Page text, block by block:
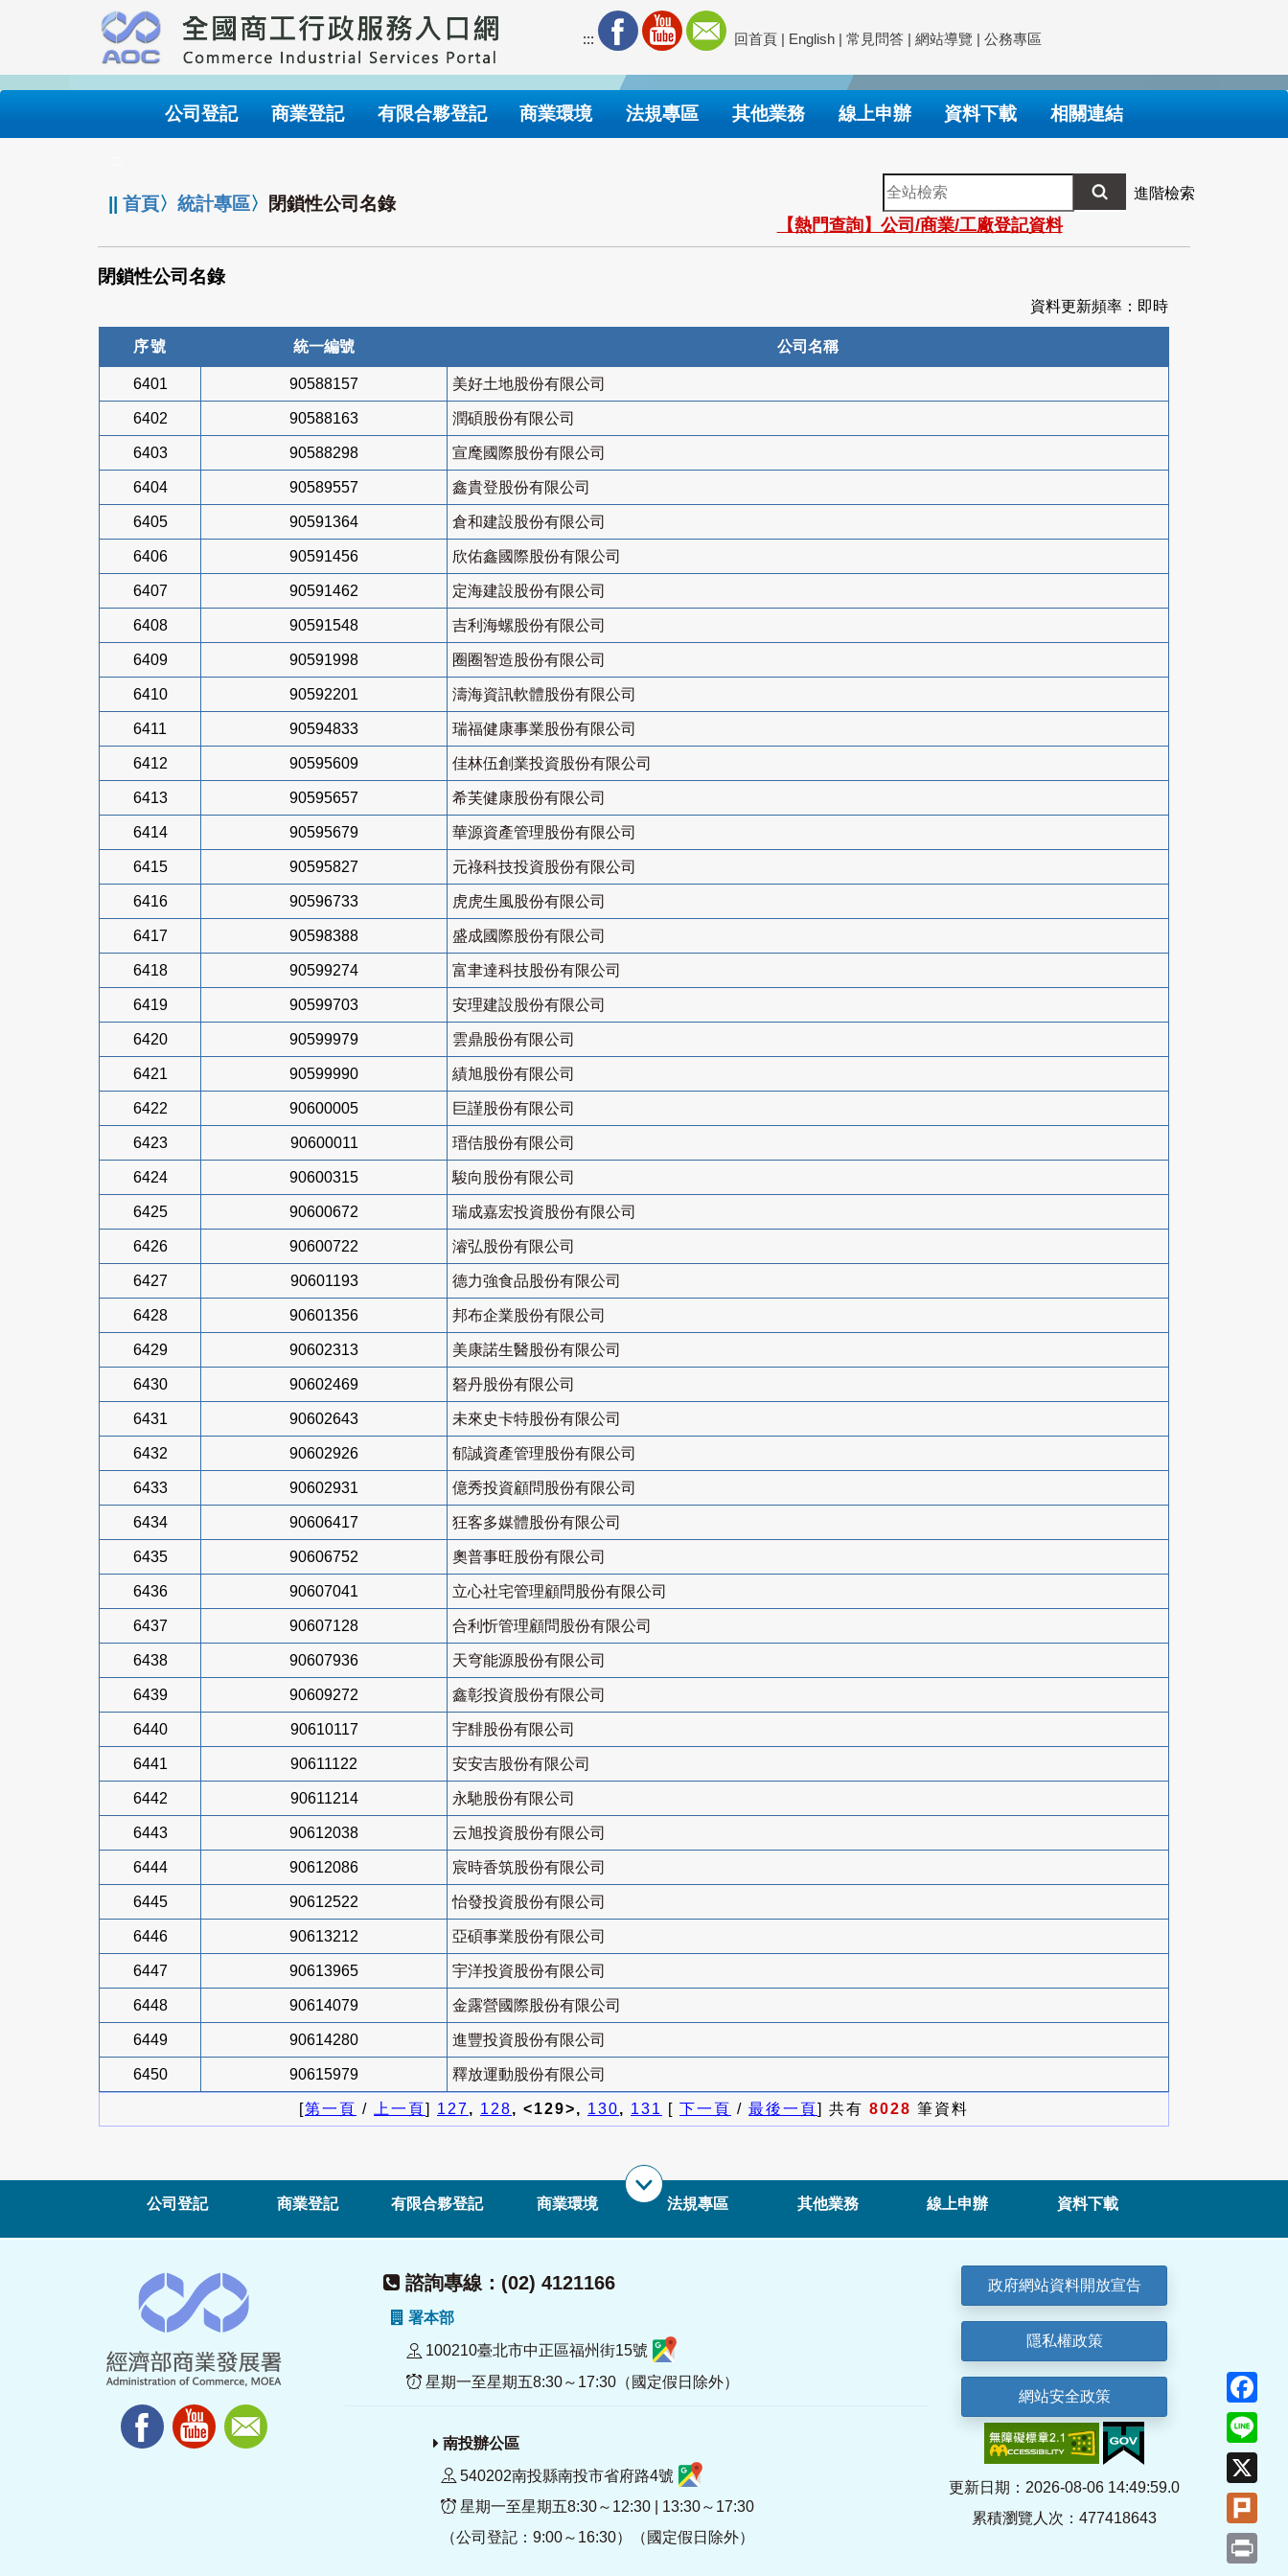
要
內
::: 回首頁 | English | 常見問答 | 網站導覽 | 公務專區
公司登記 商業登記 有限合夥登記 商業環境 法規專區 其他業務 線上申辦 資料下載 相關連結
||首頁〉統計專區〉 閉鎖性公司名錄
全
站
檢
索
進階檢索
【熱門查詢】公司/商業/工廠登記資料
閉鎖性公司名錄
資料更新頻率：即時
序號 統一編號 公司名稱
6401 90588157 美好土地股份有限公司
6402 90588163 潤碩股份有限公司
6403 90588298 宣麾國際股份有限公司
6404 90589557 鑫貴登股份有限公司
6405 90591364 倉和建設股份有限公司
6406 90591456 欣佑鑫國際股份有限公司
6407 90591462 定海建設股份有限公司
6408 90591548 吉利海螺股份有限公司
6409 90591998 圈圈智造股份有限公司
6410 90592201 濤海資訊軟體股份有限公司
6411 90594833 瑞福健康事業股份有限公司
6412 90595609 佳林伍創業投資股份有限公司
6413 90595657 希芙健康股份有限公司
6414 90595679 華源資產管理股份有限公司
6415 90595827 元祿科技投資股份有限公司
6416 90596733 虎虎生風股份有限公司
6417 90598388 盛成國際股份有限公司
6418 90599274 富聿達科技股份有限公司
6419 90599703 安理建設股份有限公司
6420 90599979 雲鼎股份有限公司
6421 90599990 績旭股份有限公司
6422 90600005 巨謹股份有限公司
6423 90600011 瑨佶股份有限公司
6424 90600315 駿向股份有限公司
6425 90600672 瑞成嘉宏投資股份有限公司
6426 90600722 濬弘股份有限公司
6427 90601193 德力強食品股份有限公司
6428 90601356 邦布企業股份有限公司
6429 90602313 美康諾生醫股份有限公司
6430 90602469 砮丹股份有限公司
6431 90602643 未來史卡特股份有限公司
6432 90602926 郁誠資產管理股份有限公司
6433 90602931 億秀投資顧問股份有限公司
6434 90606417 狂客多媒體股份有限公司
6435 90606752 奧普事旺股份有限公司
6436 90607041 立心社宅管理顧問股份有限公司
6437 90607128 合利忻管理顧問股份有限公司
6438 90607936 天穹能源股份有限公司
6439 90609272 鑫彰投資股份有限公司
6440 90610117 宇馡股份有限公司
6441 90611122 安安吉股份有限公司
6442 90611214 永馳股份有限公司
6443 90612038 云旭投資股份有限公司
6444 90612086 宸時香筑股份有限公司
6445 90612522 怡發投資股份有限公司
6446 90613212 亞碩事業股份有限公司
6447 90613965 宇洋投資股份有限公司
6448 90614079 金露營國際股份有限公司
6449 90614280 進豐投資股份有限公司
6450 90615979 釋放運動股份有限公司
[第一頁 / 上一頁] 127, 128, <129>, 130, 131 [ 下一頁 / 最後一頁] 共有 8028 筆資料
公司登記 商業登記 有限合夥登記 商業環境 法規專區 其他業務 線上申辦 資料下載
諮詢專線：(02) 4121166
署本部
100210臺北市中正區福州街15號
星期一至星期五8:30～17:30（國定假日除外）
南投辦公區
540202南投縣南投市省府路4號
星期一至星期五8:30～12:30 | 13:30～17:30
（公司登記：9:00～16:30）（國定假日除外）
政府網站資料開放宣告
隱私權政策
網站安全政策
更新日期：2026-08-06 14:49:59.0
累積瀏覽人次：477418643